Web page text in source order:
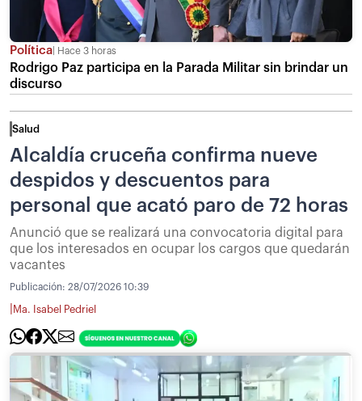
Política Hace 3 horas
Rodrigo Paz participa en la Parada Militar sin brindar un
discurso
Salud
Alcaldía cruceña confirma nueve
despidos y descuentos para
personal que acató paro de 72 horas
Anunció que se realizará una convocatoria digital para
que los interesados en ocupar los cargos que quedarán
vacantes
Publicación: 28/07/2026 10:39
Ma. Isabel Pedriel